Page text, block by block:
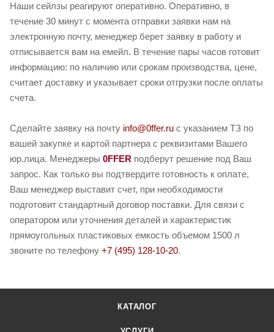
Наши сейлзы реагируют оперативно. Оперативно, в
течение 30 минут с момента отправки заявки нам на
электронную почту, менеджер берет заявку в работу и
отписывается вам на емейл. В течение пары часов готовит
информацию: по наличию или срокам производства, цене,
считает доставку и указывает сроки отгрузки после оплаты
счета.
Сделайте заявку на почту info@0ffer.ru с указанием ТЗ по
вашей закупке и картой партнера с реквизитами Вашего
юр.лица. Менеджеры 0FFER подберут решение под Ваш
запрос. Как только вы подтвердите готовность к оплате,
Ваш менеджер выставит счет, при необходимости
подготовит стандартный договор поставки. Для связи с
оператором или уточнения деталей и характеристик
прямоугольных пластиковых емкость объемом 1500 л
звоните по телефону +7 (495) 128-10-20.
КАТАЛОГ